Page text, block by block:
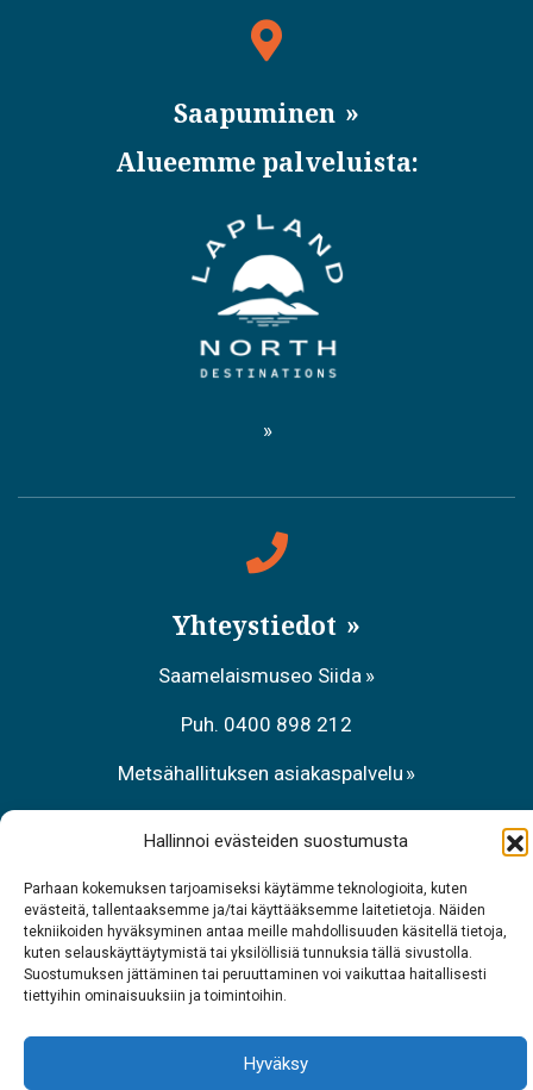
Hallinnoi evästeiden suostumusta
Parhaan kokemuksen tarjoamiseksi käytämme teknologioita, kuten
evästeitä, tallentaaksemme ja/tai käyttääksemme laitetietoja. Näiden
tekniikoiden hyväksyminen antaa meille mahdollisuuden käsitellä tietoja,
kuten selauskäyttäytymistä tai yksilöllisiä tunnuksia tällä sivustolla.
Suostumuksen jättäminen tai peruuttaminen voi vaikuttaa haitallisesti
tiettyihin ominaisuuksiin ja toimintoihin.
Hyväksy
Saapuminen
Alueemme palveluista:
Yhteystiedot
Saamelaismuseo Siida
Puh. 0400 898 212
Metsähallituksen asiakaspalvelu
Puh. 040 700 6485